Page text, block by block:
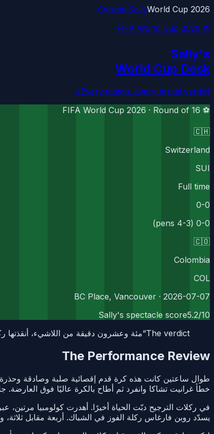
Cynical SallyWorld Cup 2026
⚽ FIFA World Cup 2026
Sally's
World Cup Desk
Every match, every brutal verdict
→
⚽ FIFA World Cup 2026 ·
Round of 16
🇨🇭
Switzerland
SUI
Full time
0-0
0-0 (4-3 pens)
🇨🇴
Colombia
COL
2026-07-07
· BC Place, Vancouver
Sally's spectacle score5.2/10
The verdict
“مئة وعشرون دقيقة من اللاشيء، أنقذتها
The Performance Review
طوال ساعتين كانت هذه كرة قدم إقصائية صلبة وصادقة
خطأ غرانيت تشاكا وانفرد ثم أطاح بالكرة عاليًا فوق العارضة.
في ركلات الترجيح دبّت الحياة أخيرًا. أهدرت كولومبيا مرتين،
يسدّد روبن فارغاس ركلة الفوز في الشباك. أربعة مقابل ثلاثة،